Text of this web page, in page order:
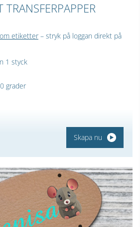
TRANSFERPAPPER
etiketter– stryk på loggan direkt på
1 styck
grader
Skapa nu